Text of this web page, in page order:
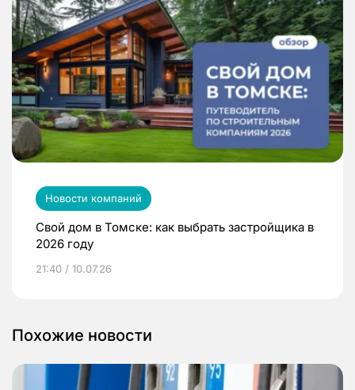
Новости компаний
Свой дом в Томске: как выбрать застройщика в
2026 году
21:40 / 10.07.26
Похожие новости